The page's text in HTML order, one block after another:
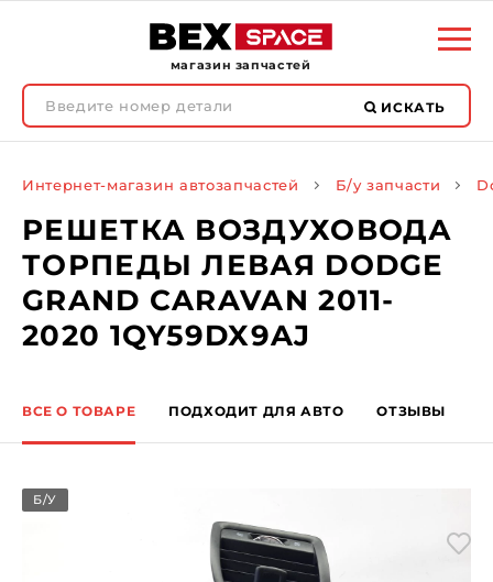
магазин запчастей
ИСКАТЬ
Интернет-магазин автозапчастей Б/у запчасти
РЕШЕТКА ВОЗДУХОВОДА
ТОРПЕДЫ ЛЕВАЯ DODGE
GRAND CARAVAN 2011-
2020 1QY59DX9AJ
ВСЕ О ТОВАРЕ ПОДХОДИТ ДЛЯ АВТО ОТЗЫВЫ
Б/У